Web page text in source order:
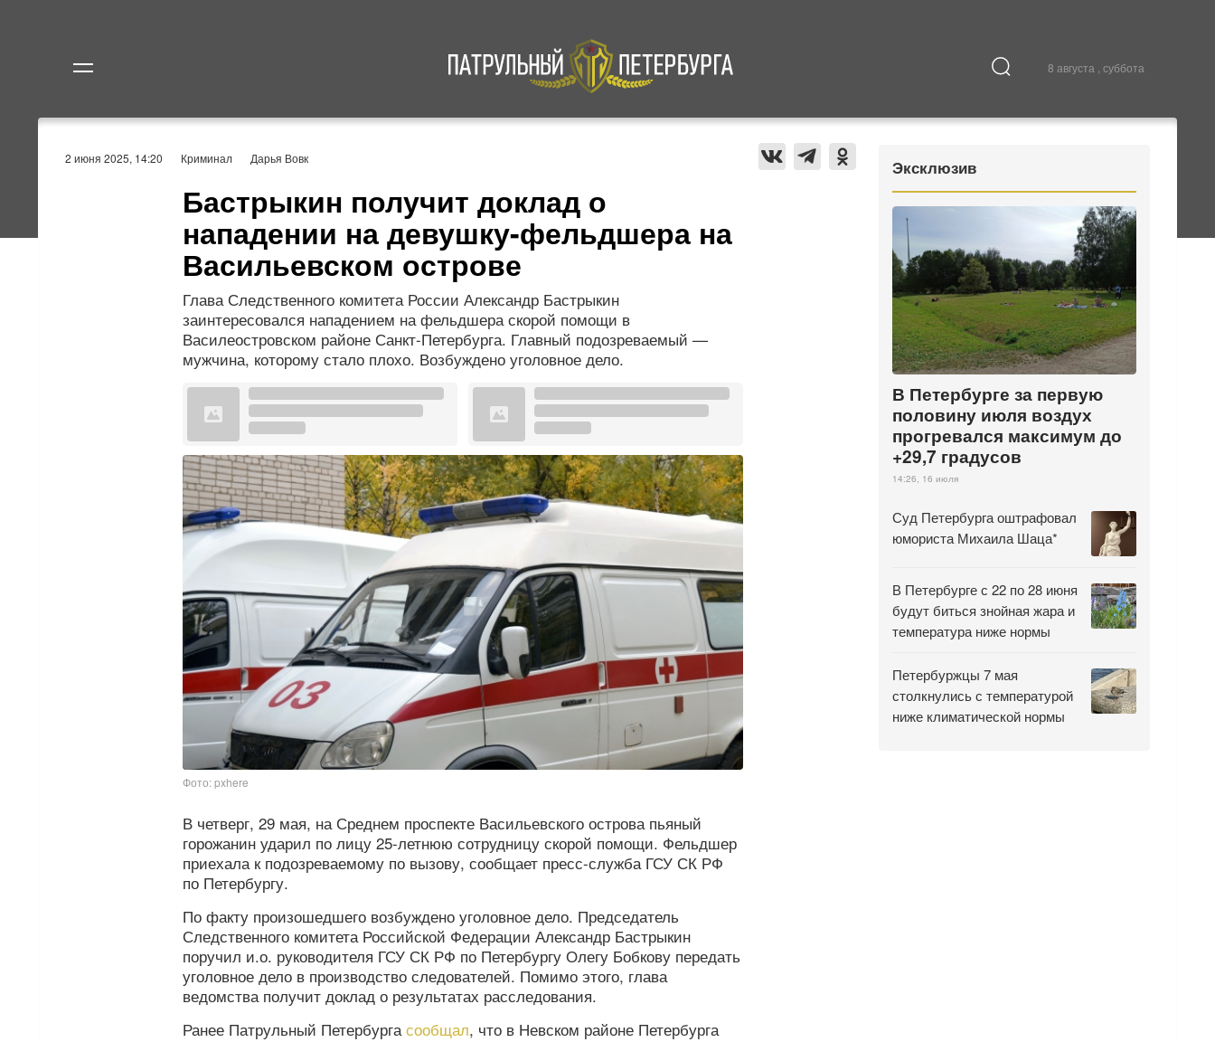
8 августа , суббота
Происшествия Культура
2 июня 2025, 14:20 Криминал Дарья Вовк
Бастрыкин получит доклад о
нападении на девушку-фельдшера на
Васильевском острове
Глава Следственного комитета России Александр Бастрыкин
заинтересовался нападением на фельдшера скорой помощи в
Василеостровском районе Санкт-Петербурга. Главный подозреваемый —
мужчина, которому стало плохо. Возбуждено уголовное дело.
Фото: pxhere
В четверг, 29 мая, на Среднем проспекте Васильевского острова пьяный
горожанин ударил по лицу 25-летнюю сотрудницу скорой помощи. Фельдшер
приехала к подозреваемому по вызову, сообщает пресс-служба ГСУ СК РФ
по Петербургу.
По факту произошедшего возбуждено уголовное дело. Председатель
Следственного комитета Российской Федерации Александр Бастрыкин
поручил и.о. руководителя ГСУ СК РФ по Петербургу Олегу Бобкову передать
уголовное дело в производство следователей. Помимо этого, глава
ведомства получит доклад о результатах расследования.
Ранее Патрульный Петербургасообщал, что в Невском районе Петербурга
Эксклюзив
В Петербурге за первую
половину июля воздух
прогревался максимум до
+29,7 градусов
14:26, 16 июля
Суд Петербурга оштрафовал
юмориста Михаила Шаца*
В Петербурге с 22 по 28 июня
будут биться знойная жара и
температура ниже нормы
Петербуржцы 7 мая
столкнулись с температурой
ниже климатической нормы